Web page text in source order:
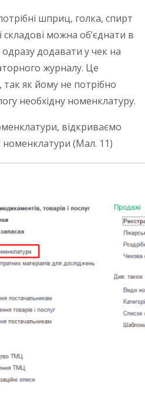
шприц, голка, спирт
складові можна об’єднати в
додавати у чек на
журналу. Це
так як йому не потрібно
необхідну номенклатуру.
відкриваємо
номенклатури (Мал. 11)